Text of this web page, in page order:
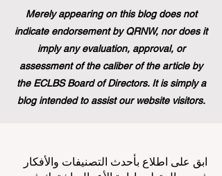
Merely appearing on this blog does not
indicate endorsement by QRNW, nor does it
imply any evaluation, approval, or
assessment of the caliber of the article by
the ECLBS Board of Directors. It is simply a
blog intended to assist our website visitors.
ابق على اطلاع بأحدث التصنيفات والأفكار